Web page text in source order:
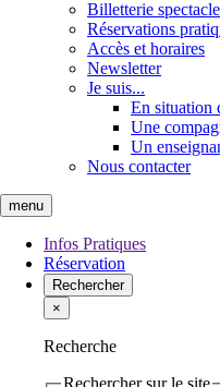
Billetterie
Réservations
Accès et horaires
Newsletter
Je suis...
En situation
Une
Un
Nous contacter
menu
Infos Pratiques
Réservation
Rechercher
×
Recherche
Rechercher sur le site